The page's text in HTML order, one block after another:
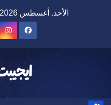
الأحد. أغسطس 9th, 2026